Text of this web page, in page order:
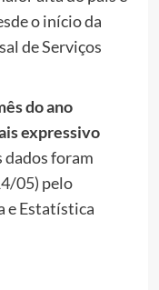
o início da
de Serviços
do ano
expressivo
dados foram
05) pelo
e Estatística